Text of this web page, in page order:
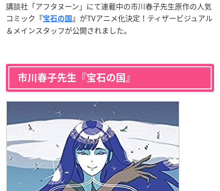
講談社「アフタヌーン」にて連載中の市川春子先生原作の人気
コミック
『宝石の国 』 がTVアニメ化決定！ティザービジュアル
＆メインスタッフが公開されました。
市川春子先生『宝石の国』